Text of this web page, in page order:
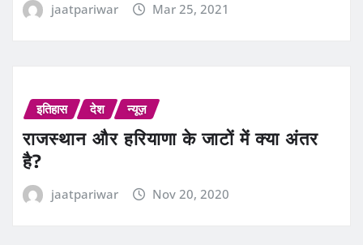
jaatpariwar Mar 25, 2021
इतिहास देश न्यूज़
राजस्थान और हरियाणा के जाटों में क्या अंतर
है?
jaatpariwar Nov 20, 2020